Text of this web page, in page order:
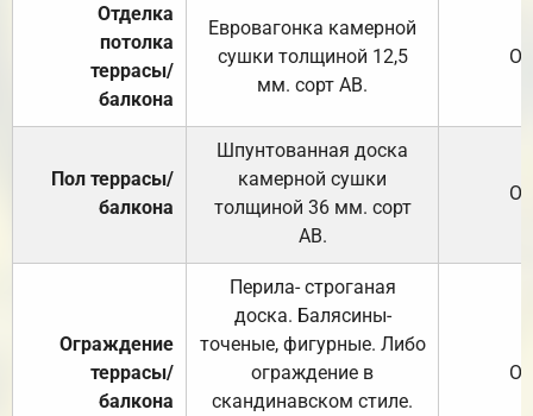
Отделка
потолка
террасы/
балкона
Евровагонка камерной
сушки толщиной 12,5
мм. сорт АВ.
Пол террасы/
балкона
Шпунтованная доска
камерной сушки
толщиной 36 мм. сорт
АВ.
Ограждение
террасы/
балкона
Перила- строганая
доска. Балясины-
точеные, фигурные. Либо
ограждение в
скандинавском стиле.